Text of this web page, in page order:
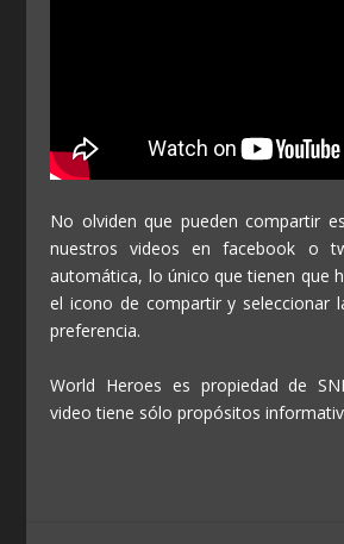
No olviden que pueden compartir
nuestros videos en facebook o
automática, lo único que tienen que
el icono de compartir y seleccionar
preferencia.
World Heroes es propiedad de
video tiene sólo propósitos